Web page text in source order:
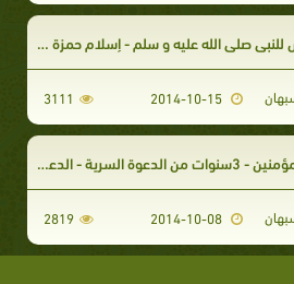
صلى الله عليه و سلم - إسلام حمزة - إسلام عمر
2014-10-15
3111
الجهرية وردّ فعل قريش
2014-10-08
2819